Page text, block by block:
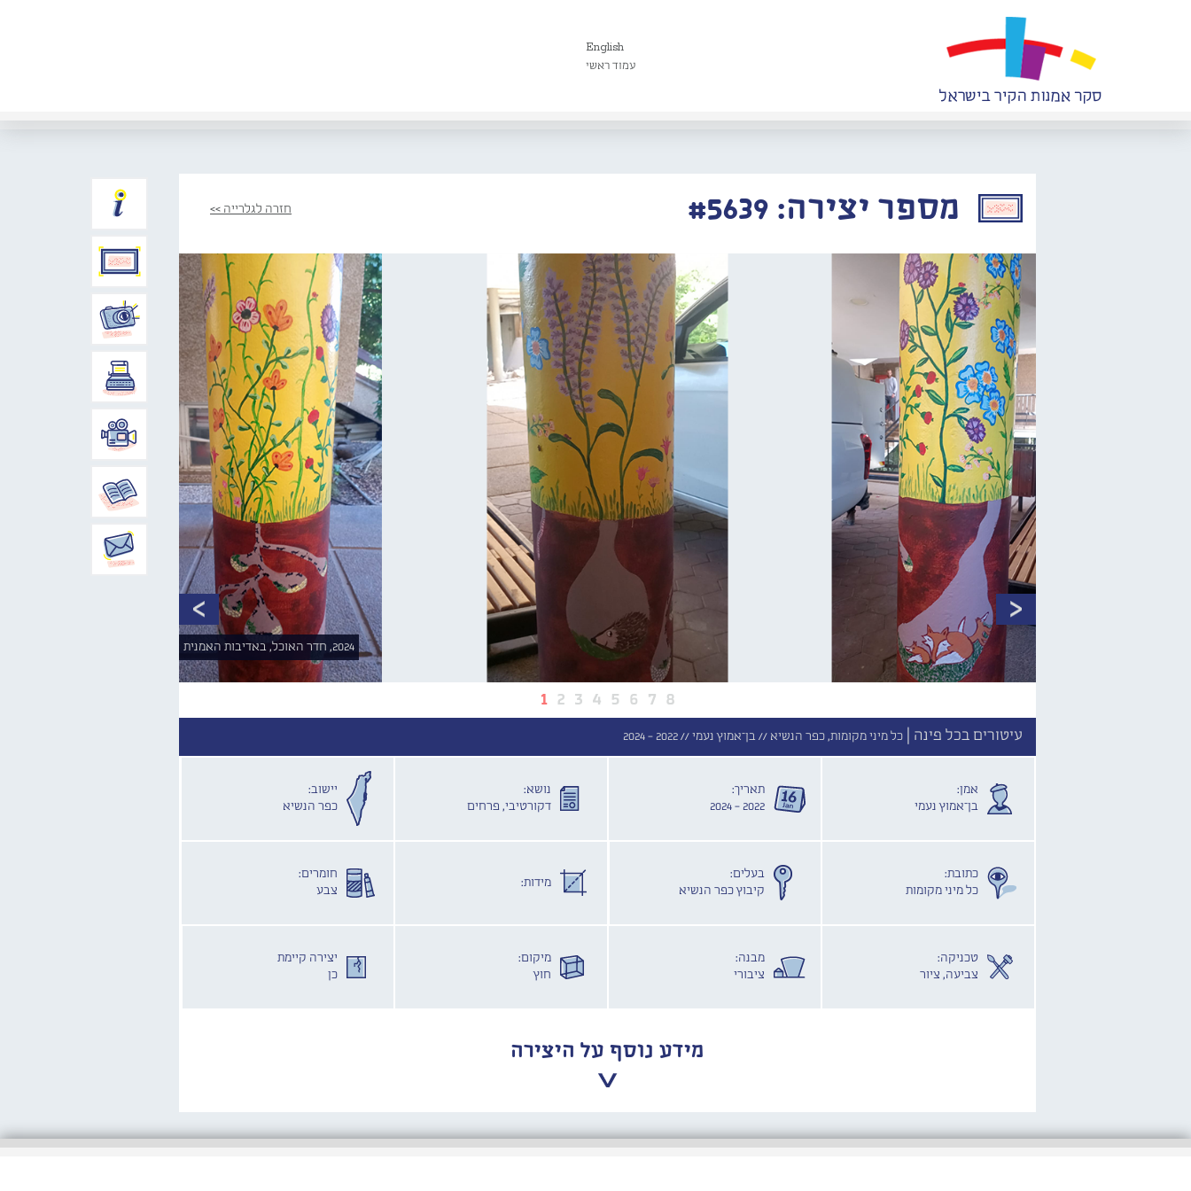
English
עמוד ראשי
מספר יצירה: #5639 חזרה לגלרייה >>
1 2 3 4 5 6 7 8
2024, חדר האוכל, באדיבות האמנית
עיטורים בכל פינה | כל מיני מקומות, כפר הנשיא //בן־אמוץ נעמי //2022 - 2024
אמן:
בן־אמוץ נעמי
תאריך:
2022 - 2024
נושא:
דקורטיבי, פרחים
יישוב:
כפר הנשיא
כתובת:
כל מיני מקומות
בעלים:
קיבוץ כפר הנשיא
מידות:
חומרים:
צבע
טכניקה:
צביעה, ציור
מבנה:
ציבורי
מיקום:
חוץ
יצירה קיימת
כן
מידע נוסף על היצירה